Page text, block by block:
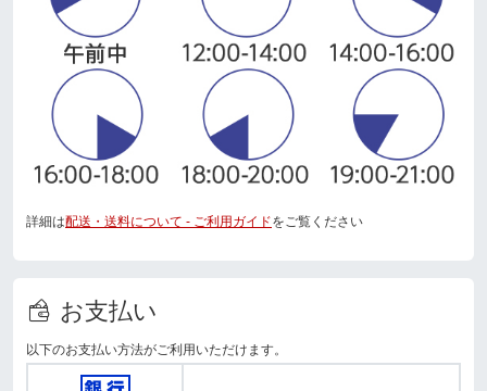
詳細は配送・送料について - ご利用ガイドをご覧ください
お支払い
以下のお支払い方法がご利用いただけます。